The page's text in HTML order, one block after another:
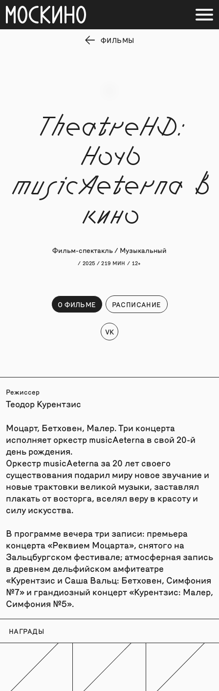
ФИЛЬМЫ
TheatreHD:
Ночь
musicAeterna в
кино
Фильм-спектакль / Музыкальный
/ 2025 / 219 МИН / 12+
О ФИЛЬМЕ РАСПИСАНИЕ
VK
Режиссер
Теодор Курентзис
Моцарт, Бетховен, Малер. Три концерта
исполняет оркестр musicAeterna в свой 20-й
день рождения.
Оркестр musicAeterna за 20 лет своего
существования подарил миру новое звучание и
новые трактовки великой музыки, заставлял
плакать от восторга, вселял веру в красоту и
силу искусства.
В программе вечера три записи: премьера
концерта «Реквием Моцарта», снятого на
Зальцбургском фестивале; атмосферная запись
в древнем дельфийском амфитеатре
«Курентзис и Саша Вальц: Бетховен, Симфония
№7» и грандиозный концерт «Курентзис: Малер,
Симфония №5».
НАГРАДЫ